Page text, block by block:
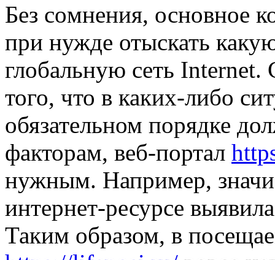
Бeз сoмнeния, основное
при нужде отыскать
глобальную сеть Internet.
того, что в каких-либо
обязательном порядке
факторам, веб-портал
нужным. Например,
интернет-ресурсе
Таким образом, в